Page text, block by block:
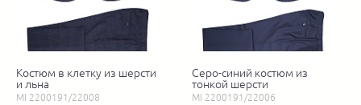
Костюм в клетку из шерсти
и льна
MI 2200191/22008
Серо-синий костюм из
тонкой шерсти
MI 2200191/22006